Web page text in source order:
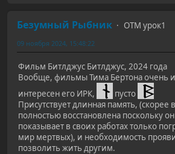
Безумный Рыбник
ОТМ урок1
09 ноября 2024, 15:48:22
Фильм Битлджус Битлджус, 2024 года
Вообще, фильмы Тима Бертона очень
интересен его ИРК,
пусто
Присутствует длинная память, (скорее
полностью восстановлена поскольку
показывает в своих работах только
мир мертвых), и необходимость
позволить жить другим.